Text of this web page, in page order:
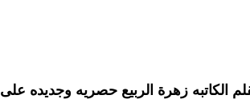
الكاتبه زهرة الربيع حصريه وجديده على